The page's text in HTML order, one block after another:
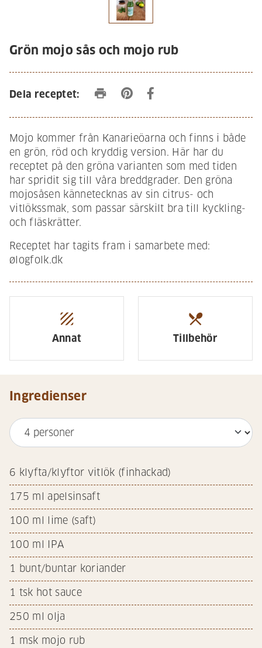
Grön mojo sås och mojo rub
Dela receptet: print
Mojo kommer från Kanarieöarna och finns i både
en grön, röd och kryddig version. Här har du
receptet på den gröna varianten som med tiden
har spridit sig till våra breddgrader. Den gröna
mojosåsen kännetecknas av sin citrus- och
vitlökssmak, som passar särskilt bra till kyckling-
och fläskrätter.
Receptet har tagits fram i samarbete med:
ølogfolk.dk
texture
Annat
restaurant_menu
Tillbehör
Ingredienser
6 klyfta/klyftor vitlök (finhackad)
175 ml apelsinsaft
100 ml lime (saft)
100 ml IPA
1 bunt/buntar koriander
1 tsk hot sauce
250 ml olja
1 msk mojo rub